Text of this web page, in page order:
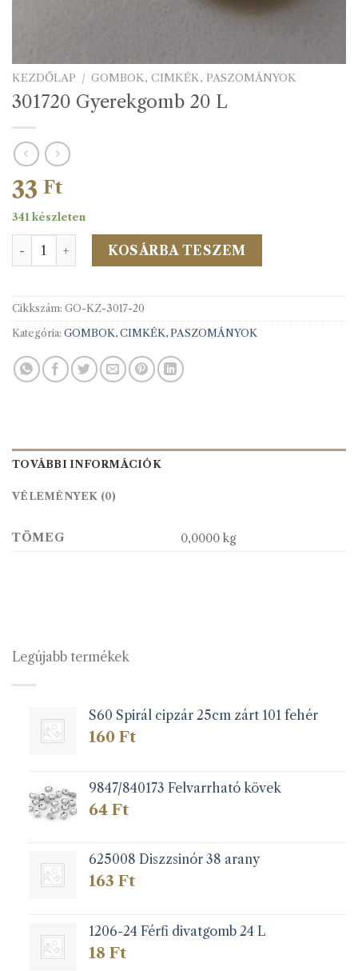
KEZDŐLAP / GOMBOK, CIMKÉK, PASZOMÁNYOK
301720 Gyerekgomb 20 L
33 Ft
341 készleten
301720 Gyerekgomb 20 L mennyiség
KOSÁRBA TESZEM
Cikkszám: GO-KZ-3017-20
Kategória: GOMBOK, CIMKÉK, PASZOMÁNYOK
TOVÁBBI INFORMÁCIÓK
VÉLEMÉNYEK (0)
TÖMEG 0,0000 kg
Legújabb termékek
S60 Spirál cipzár 25cm zárt 101 fehér
160 Ft
9847/840173 Felvarrható kövek
64 Ft
625008 Diszzsinór 38 arany
163 Ft
1206-24 Férfi divatgomb 24 L
18 Ft